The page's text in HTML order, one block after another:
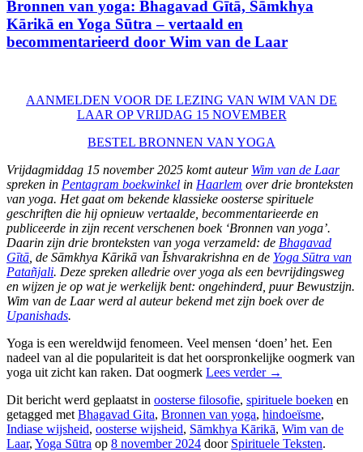
Bronnen van yoga: Bhagavad Gītā, Sāmkhya
Kārikā en Yoga Sūtra – vertaald en
becommentarieerd door Wim van de Laar
AANMELDEN VOOR DE LEZING VAN WIM VAN DE
LAAR OP VRIJDAG 15 NOVEMBER
BESTEL BRONNEN VAN YOGA
Vrijdagmiddag 15 november 2025 komt auteur Wim van de Laar
spreken in Pentagram boekwinkel in Haarlem over drie bronteksten
van yoga. Het gaat om bekende klassieke oosterse spirituele
geschriften die hij opnieuw vertaalde, becommentarieerde en
publiceerde in zijn recent verschenen boek ‘Bronnen van yoga’.
Daarin zijn drie bronteksten van yoga verzameld: de Bhagavad
Gītā , de Sāmkhya Kārikā van Īshvarakrishna en de Yoga Sūtra van
Patañjali. Deze spreken alledrie over yoga als een bevrijdingsweg
en wijzen je op wat je werkelijk bent: ongehinderd, puur Bewustzijn.
Wim van de Laar werd al auteur bekend met zijn boek over de
Upanishads.
Yoga is een wereldwijd fenomeen. Veel mensen ‘doen’ het. Een
nadeel van al die populariteit is dat het oorspronkelijke oogmerk van
yoga uit zicht kan raken. Dat oogmerk Lees verder →
Dit bericht werd geplaatst in oosterse filosofie, spirituele boeken en
getagged met Bhagavad Gita, Bronnen van yoga, hindoeïsme,
Indiase wijsheid, oosterse wijsheid, Sāmkhya Kārikā, Wim van de
Laar, Yoga Sūtra op 8 november 2024 door Spirituele Teksten.